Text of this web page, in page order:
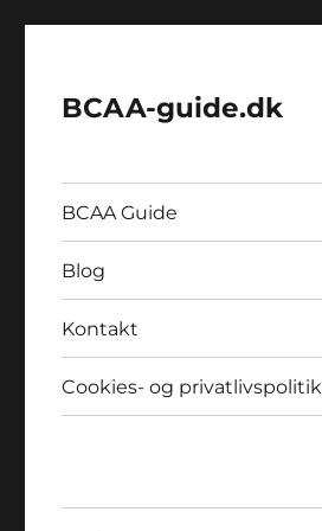
BCAA-guide.dk
BCAA Guide
Blog
Kontakt
Cookies- og privatlivspolitik